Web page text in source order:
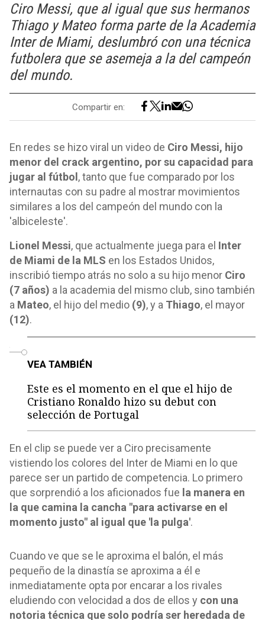
Ciro Messi, que al igual que sus hermanos
Thiago y Mateo forma parte de la Academia
Inter de Miami, deslumbró con una técnica
futbolera que se asemeja a la del campeón
del mundo.
Compartir en:
En redes se hizo viral un video de Ciro Messi, hijo
menor del crack argentino, por su capacidad para
jugar al fútbol , tanto que fue comparado por los
internautas con su padre al mostrar movimientos
similares a los del campeón del mundo con la
'albiceleste'.
Lionel Messi, que actualmente juega para el Inter
de Miami de la MLS en los Estados Unidos,
inscribió tiempo atrás no solo a su hijo menor Ciro
(7 años) a la academia del mismo club, sino también
a Mateo, el hijo del medio (9), y a Thiago, el mayor
(12).
VEA TAMBIÉN
Este es el momento en el que el hijo de
Cristiano Ronaldo hizo su debut con
selección de Portugal
En el clip se puede ver a Ciro precisamente
vistiendo los colores del Inter de Miami en lo que
parece ser un partido de competencia. Lo primero
que sorprendió a los aficionados fue la manera en
la que camina la cancha "para activarse en el
momento justo" al igual que 'la pulga'.
Cuando ve que se le aproxima el balón, el más
pequeño de la dinastía se aproxima a él e
inmediatamente opta por encarar a los rivales
eludiendo con velocidad a dos de ellos y con una
notoria técnica que solo podría ser heredada de